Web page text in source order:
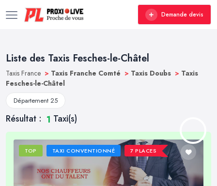
Demande devis
Liste des Taxis Fesches-le-Châtel
Taxis France > Taxis Franche Comté > Taxis Doubs > Taxis
Fesches-le-Châtel
Département 25
Résultat : 1 Taxi(s)
TOP TAXI CONVENTIONNÉ 7 PLACES